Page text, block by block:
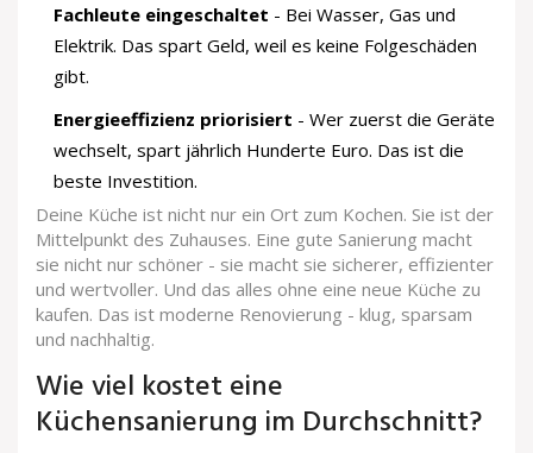
Fachleute eingeschaltet - Bei Wasser, Gas und
Elektrik. Das spart Geld, weil es keine Folgeschäden
gibt.
Energieeffizienz priorisiert - Wer zuerst die Geräte
wechselt, spart jährlich Hunderte Euro. Das ist die
beste Investition.
Deine Küche ist nicht nur ein Ort zum Kochen. Sie ist der
Mittelpunkt des Zuhauses. Eine gute Sanierung macht
sie nicht nur schöner - sie macht sie sicherer, effizienter
und wertvoller. Und das alles ohne eine neue Küche zu
kaufen. Das ist moderne Renovierung - klug, sparsam
und nachhaltig.
Wie viel kostet eine
Küchensanierung im Durchschnitt?